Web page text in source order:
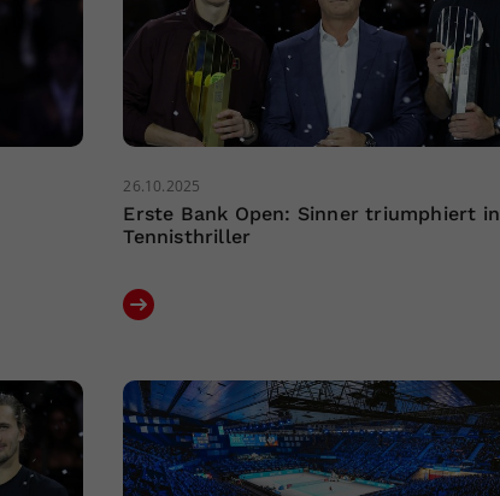
26.10.2025
Erste Bank Open: Sinner triumphiert in
Tennisthriller